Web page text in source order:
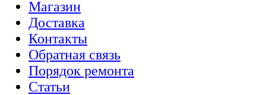
Магазин
Доставка
Контакты
Обратная связь
Порядок ремонта
Статьи